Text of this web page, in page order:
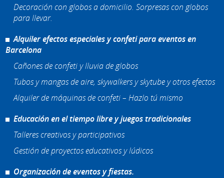
Decoración con globos a domicilio. Sorpresas con globos
para llevar.
Alquiler efectos especiales y confeti para eventos en
Barcelona
Cañones de confeti y lluvia de globos
Tubos y mangas de aire, skywalkers y skytube y otros efectos
Alquiler de máquinas de confeti – Hazlo tú mismo
Educación en el tiempo libre y juegos tradicionales
Talleres creativos y participativos
Gestión de proyectos educativos y lúdicos
Organización de eventos y fiestas.